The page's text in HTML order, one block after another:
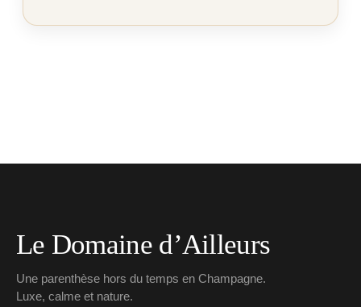
Le Domaine d’Ailleurs
Une parenthèse hors du temps en Champagne.
Luxe, calme et nature.